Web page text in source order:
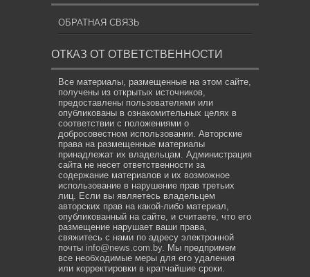
ОБРАТНАЯ СВЯЗЬ
ОТКАЗ ОТ ОТВЕТСТВЕННОСТИ
Все материалы, размещенные на этом сайте,
получены из открытых источников,
предоставлены пользователями или
опубликованы в ознакомительных целях в
соответствии с положениями о
добросовестном использовании. Авторские
права на размещенные материалы
принадлежат их владельцам. Администрация
сайта не несет ответственности за
содержание материалов и их возможное
использование в нарушение прав третьих
лиц. Если вы являетесь владельцем
авторских прав на какой-либо материал,
опубликованный на сайте, и считаете, что его
размещение нарушает ваши права,
свяжитесь с нами по адресу электронной
почты info@news.com.by. Мы предпримем
все необходимые меры для его удаления
или корректировки в кратчайшие сроки.